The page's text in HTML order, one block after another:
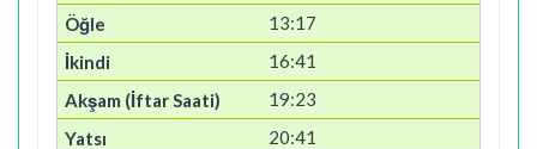
13:17
16:41
19:23
20:41